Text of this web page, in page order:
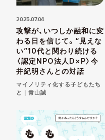
2025.07.04
攻撃が、いつしか融和に変
わる日を信じて。“見えな
い”10代と関わり続ける
〈認定NPO法人D×P〉今
井紀明さんとの対話
マイノリティ化する子どもたち
と｜青山誠